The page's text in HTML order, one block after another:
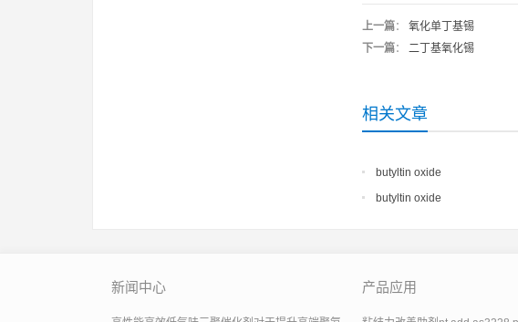
上一篇： 氧化单丁基锡
下一篇： 二丁基氧化锡
相关文章
butyltin oxide
butyltin oxide
新闻中心 产品应用